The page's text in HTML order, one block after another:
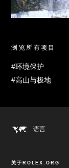
浏览所有项目
#环境保护
#高山与极地
语言
关于ROLEX.ORG